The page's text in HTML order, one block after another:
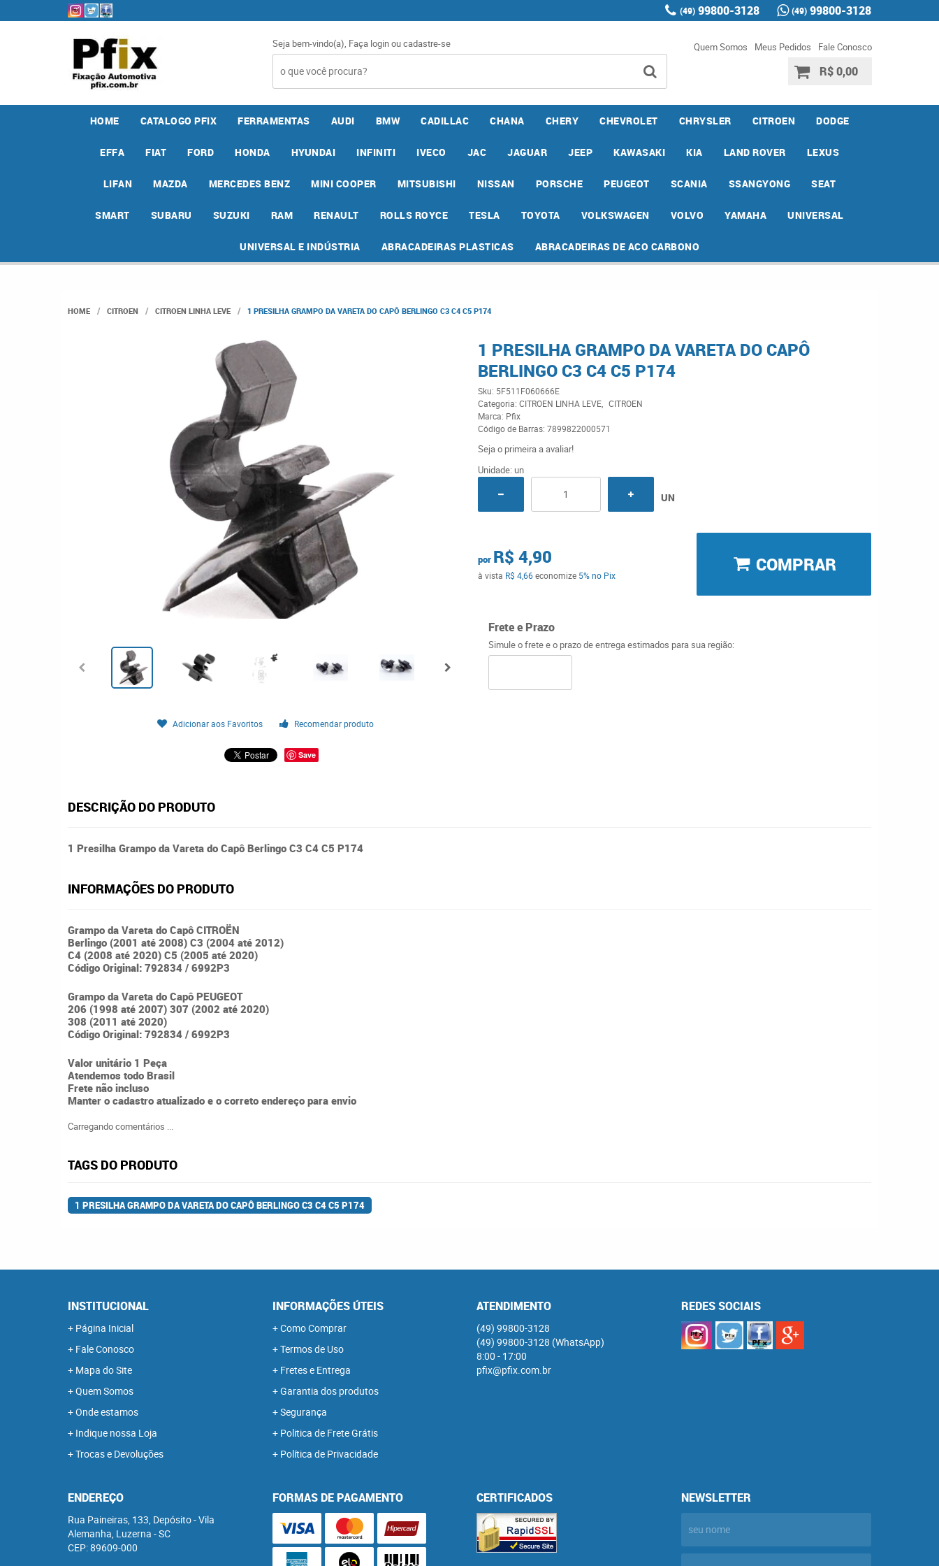
(49) 99800-3128 (49) 99800-3128
Seja bem-vindo(a), Faça loginoucadastre-se Quem Somos Meus Pedidos Fale Conosco
R$ 0,00
HOME CATALOGO PFIX FERRAMENTAS AUDI BMW CADILLAC CHANA CHERY CHEVROLET CHRYSLER CITROEN DODGE
EFFA FIAT FORD HONDA HYUNDAI INFINITI IVECO JAC JAGUAR JEEP KAWASAKI KIA LAND ROVER LEXUS
LIFAN MAZDA MERCEDES BENZ MINI COOPER MITSUBISHI NISSAN PORSCHE PEUGEOT SCANIA SSANGYONG SEAT
SMART SUBARU SUZUKI RAM RENAULT ROLLS ROYCE TESLA TOYOTA VOLKSWAGEN VOLVO YAMAHA UNIVERSAL
UNIVERSAL E INDÚSTRIA ABRACADEIRAS PLASTICAS ABRACADEIRAS DE ACO CARBONO
HOME CITROEN CITROEN LINHA LEVE 1 PRESILHA GRAMPO DA VARETA DO CAPÔ BERLINGO C3 C4 C5 P174
Adicionar aos Favoritos Recomendar produto
Save
1 PRESILHA GRAMPO DA VARETA DO CAPÔ
BERLINGO C3 C4 C5 P174
Sku: 5F511F060666E
Categoria: CITROEN LINHA LEVE
CITROEN
Marca: Pfix
Código de Barras: 7899822000571
Seja o primeira a avaliar!
Unidade: un
UN
por R$ 4,90
à vista R$ 4,66economize 5% no Pix COMPRAR
Frete e Prazo
Simule o frete e o prazo de entrega estimados para sua região:
DESCRIÇÃO DO PRODUTO
1 Presilha Grampo da Vareta do Capô Berlingo C3 C4 C5 P174
INFORMAÇÕES DO PRODUTO
Grampo da Vareta do Capô CITROËN
Berlingo (2001 até 2008) C3 (2004 até 2012)
C4 (2008 até 2020) C5 (2005 até 2020)
Código Original: 792834 / 6992P3
Grampo da Vareta do Capô PEUGEOT
206 (1998 até 2007) 307 (2002 até 2020)
308 (2011 até 2020)
Código Original: 792834 / 6992P3
Valor unitário 1 Peça
Atendemos todo Brasil
Frete não incluso
Manter o cadastro atualizado e o correto endereço para envio
Carregando comentários ...
TAGS DO PRODUTO
1 PRESILHA GRAMPO DA VARETA DO CAPÔ BERLINGO C3 C4 C5 P174
INSTITUCIONAL
Página Inicial
Fale Conosco
Mapa do Site
Quem Somos
Onde estamos
Indique nossa Loja
Trocas e Devoluções
INFORMAÇÕES ÚTEIS
Como Comprar
Termos de Uso
Fretes e Entrega
Garantia dos produtos
Segurança
Politica de Frete Grátis
Política de Privacidade
ATENDIMENTO
(49) 99800-3128
(49) 99800-3128 (WhatsApp)
8:00 - 17:00
pfix@pfix.com.br
REDES SOCIAIS
ENDEREÇO
Rua Paineiras, 133, Depósito-Vila
Alemanha, Luzerna -SC
CEP: 89609-000
FORMAS DE PAGAMENTO CERTIFICADOS NEWSLETTER